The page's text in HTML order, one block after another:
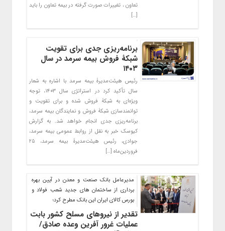
تعاون ، تغییرات صورت گرفته در بیمه تعاون را باید
[…]
برنامه‌ریزی جدی برای تقویت
شبکۀ فروش بیمه سرمد در سال
۱۴۰۳
رئیس هیئت‌مدیرۀ بیمه سرمد با اشاره به شعار
سال تأکید کرد در استراتژی سال ۱۴۰۳، توجه
ویژه‌ای به شبکۀ فروش شده و برای تقویت و
توانمندسازی شبکۀ فروش و نمایندگان بیمه سرمد،
برنامه‌ریزی جدی انجام خواهد شد. به گزارش
کیوسک خبر به نقل از روابط عمومی بیمه سرمد،
جوادی، رئیس هیئت‌مدیرۀ بیمه سرمد، ۲۵
فروردین‌ماه […]
مدیرعامل بانک صنعت و معدن در آیین بهره
برداری از ساختمان های جدید شعب فولاد و
بورس کالای ایران این بانک مطرح کرد؛
تقدیر از نیروهای مسلح کشور بابت
عملیات غرور آفرین وعده صادق/